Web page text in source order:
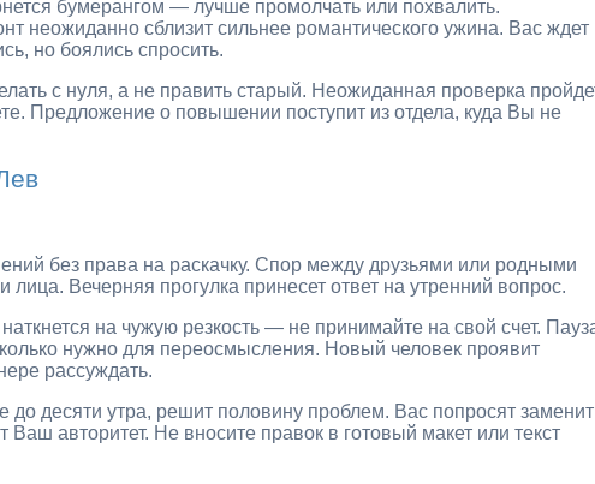
бумерангом — лучше промолчать или похвалить.
неожиданно сблизит сильнее романтического ужина. Вас ждет
но боялись спросить.
с нуля, а не править старый. Неожиданная проверка
Предложение о повышении поступит из отдела, куда Вы не
без права на раскачку. Спор между друзьями или родными
Вечерняя прогулка принесет ответ на утренний вопрос.
на чужую резкость — не принимайте на свой счет.
нужно для переосмысления. Новый человек проявит
рассуждать.
до десяти утра, решит половину проблем. Вас попросят
авторитет. Не вносите правок в готовый макет или текст